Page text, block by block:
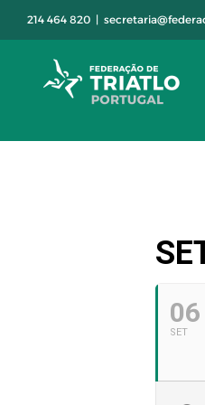
214 464 820 |
06
SET